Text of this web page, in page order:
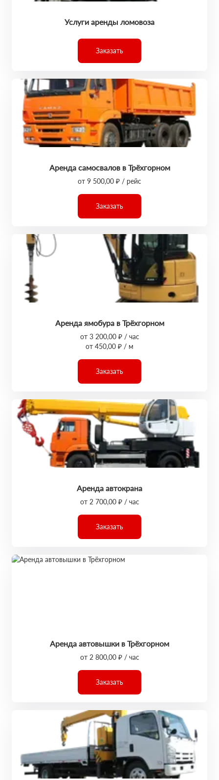
Услуги аренды ломовоза
Заказать
Аренда самосвалов в Трёхгорном
от 9 500,00 ₽ / рейс
Заказать
Аренда ямобура в Трёхгорном
от 3 200,00 ₽ / час
от 450,00 ₽ / м
Заказать
Аренда автокрана
от 2 700,00 ₽ / час
Заказать
Аренда автовышки в Трёхгорном
от 2 800,00 ₽ / час
Заказать